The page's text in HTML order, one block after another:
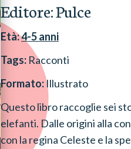
Editore:Pulce
Età:4-5anni
Tags: Racconti
Formato:Illustrato
Questo libro raccoglie sei
elefanti. Dalle origini alla
con la regina Celeste e la